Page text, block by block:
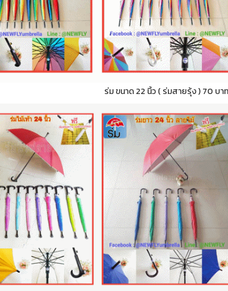
ร่ม ขนาด 22 นิ้ว ( ร่มสายรุ้ง ) 70 บาท